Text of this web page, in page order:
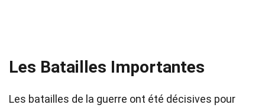
Les Batailles Importantes
Les batailles de la guerre ont été décisives pour